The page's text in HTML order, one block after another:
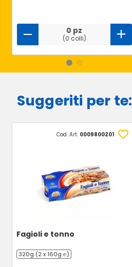
0 pz
(0 colli)
Suggeriti per te:
Cod. Art. 0009800201
Fagioli e tonno
320g (2 x 160g ℮)